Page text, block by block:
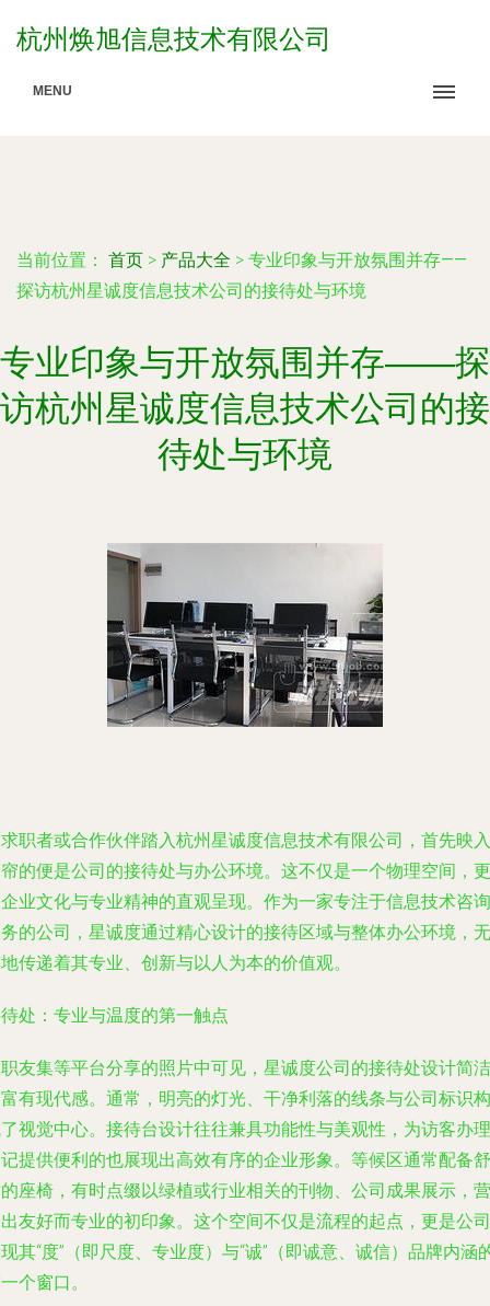
杭州焕旭信息技术有限公司
MENU
当前位置： 首页 > 产品大全 > 专业印象与开放氛围并存——
探访杭州星诚度信息技术公司的接待处与环境
专业印象与开放氛围并存——探
访杭州星诚度信息技术公司的接
待处与环境
职者或合作伙伴踏入杭州星诚度信息技术有限公司，首先映入
的便是公司的接待处与办公环境。这不仅是一个物理空间，更
业文化与专业精神的直观呈现。作为一家专注于信息技术咨询
的公司，星诚度通过精心设计的接待区域与整体办公环境，无
传递着其专业、创新与以人为本的价值观。
处：专业与温度的第一触点
友集等平台分享的照片中可见，星诚度公司的接待处设计简洁
有现代感。通常，明亮的灯光、干净利落的线条与公司标识构
视觉中心。接待台设计往往兼具功能性与美观性，为访客办理
提供便利的也展现出高效有序的企业形象。等候区通常配备舒
座椅，有时点缀以绿植或行业相关的刊物、公司成果展示，营
友好而专业的初印象。这个空间不仅是流程的起点，更是公司
其“度”（即尺度、专业度）与“诚”（即诚意、诚信）品牌内涵
个窗口。